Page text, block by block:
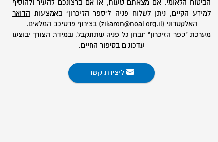
הביטוח הלאומי. אם מצאתם טעות, או אם ברצונכם להעיר ולהוסיף
למידע הקיים, ניתן לשלוח פניה ל"ספר הזיכרון" באמצעות הדואר
האלקטרוני (zikaron@noal.org.il) בצירוף פרטיכם המלאים.
מערכת "ספר הזיכרון" תבחן כל פניה שתתקבל, ובמידת הצורך יבוצעו
עדכונים בסיפור החיים.
ליצירת קשר